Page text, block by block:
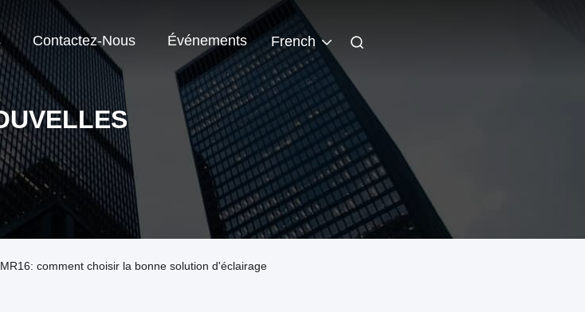
Contactez-Nous Événements French
comment choisir la bonne solution d'éclairage